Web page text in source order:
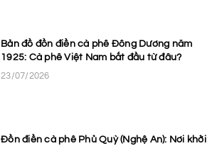
Bản đồ đồn điền cà phê Đông Dương năm
1925: Cà phê Việt Nam bắt đầu từ đâu?
23/07/2026
Đồn điền cà phê Phủ Quỳ (Nghệ An): Nơi khởi